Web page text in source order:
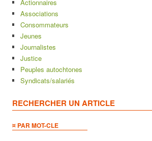
Actionnaires
Associations
Consommateurs
Jeunes
Journalistes
Justice
Peuples autochtones
Syndicats/salariés
RECHERCHER UN ARTICLE
¤ PAR MOT-CLE